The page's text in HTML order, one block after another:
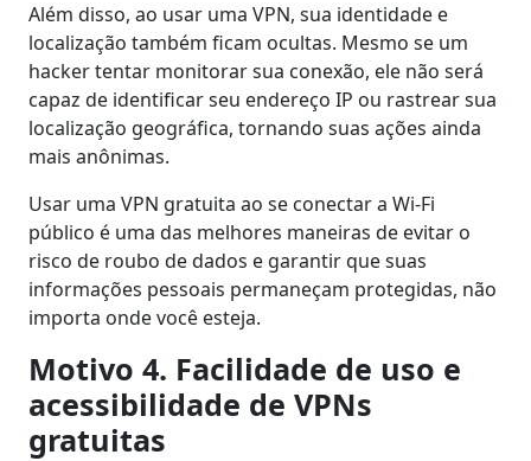
Além disso, ao usar uma VPN, sua identidade e
localização também ficam ocultas. Mesmo se um
hacker tentar monitorar sua conexão, ele não será
capaz de identificar seu endereço IP ou rastrear sua
localização geográfica, tornando suas ações ainda
mais anônimas.
Usar uma VPN gratuita ao se conectar a Wi-Fi
público é uma das melhores maneiras de evitar o
risco de roubo de dados e garantir que suas
informações pessoais permaneçam protegidas, não
importa onde você esteja.
Motivo 4. Facilidade de uso e
acessibilidade de VPNs
gratuitas